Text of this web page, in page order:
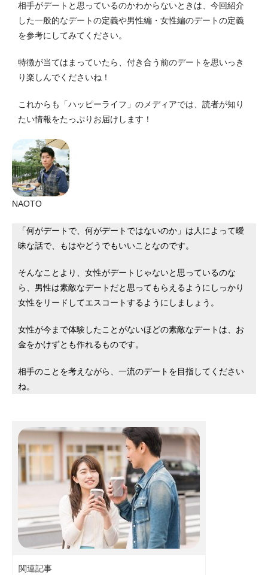
相手がデートと思っているのかわからないときは、今回紹介
した一般的なデートの定義や男性編・女性編のデートの定義
を参考にしてみてください。
特徴が当てはまっていたら、付き合う前のデートを思いっき
り楽しんでくださいね！
これからも「ハッピーライフ」のメディアでは、読者が知り
たい情報をたっぷりお届けします！
NAOTO
「何がデートで、何がデートではないのか」は人によって曖
昧な話で、もはやどうでもいいことなのです。
そんなことより、女性がデートじゃないと思っているのな
ら、男性は素敵なデートだと思ってもらえるようにしっかり
女性をリードしてエスコートするようにしましょう。
女性が今まで体験したことがないほどの素敵なデートは、お
金をかけずとも作れるものです。
相手のことを考えながら、一流のデートを目指してください
ね。
関連記事